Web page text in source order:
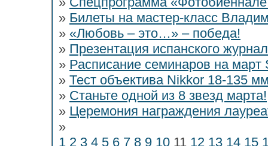
» Билеты на мастер-класс
» «Любовь – это…» – победа!
» Презентация испанского
» Расписание семинаров на март
» Тест объектива Nikkor 18-135
» Станьте одной из 8 звезд марта!
» Церемония награждения
»
1 2 3 4 5 6 7 8 9 10 11 12 13 14 15